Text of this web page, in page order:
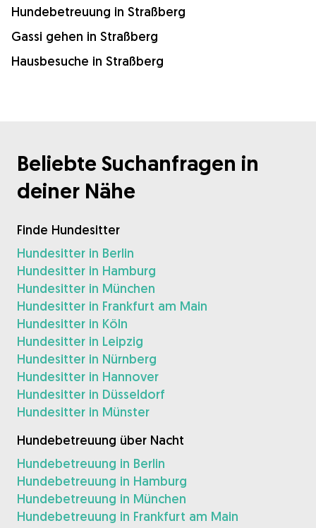
Hundebetreuung in Straßberg
Gassi gehen in Straßberg
Hausbesuche in Straßberg
Beliebte Suchanfragen in
deiner Nähe
Finde Hundesitter
Hundesitter in Berlin
Hundesitter in Hamburg
Hundesitter in München
Hundesitter in Frankfurt am Main
Hundesitter in Köln
Hundesitter in Leipzig
Hundesitter in Nürnberg
Hundesitter in Hannover
Hundesitter in Düsseldorf
Hundesitter in Münster
Hundebetreuung über Nacht
Hundebetreuung in Berlin
Hundebetreuung in Hamburg
Hundebetreuung in München
Hundebetreuung in Frankfurt am Main